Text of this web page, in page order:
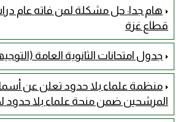
هام جدا: حل مشكلة لمن فاته عام
قطاع غزة
جدول امتحانات الثانوية العامة (التوجيهي)
منظمة علماء بلا حدود تعلن عن
المرشحين ضمن منحة علماء بلا حدود لجيل